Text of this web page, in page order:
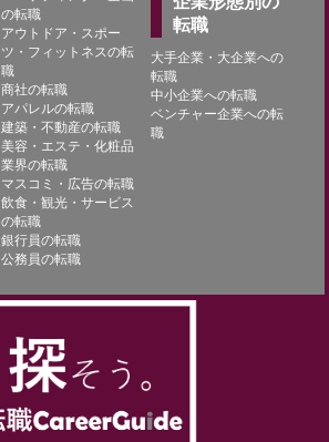
の転職
アウトドア・スポー
ツ・フィットネスの転
職
商社の転職
アパレルの転職
建築・不動産の転職
美容・エステ・化粧品
業界の転職
マスコミ・広告の転職
飲食・観光・サービス
の転職
銀行員の転職
公務員の転職
転職
大手企業・大企業への
転職
中小企業への転職
ベンチャー企業への転
職